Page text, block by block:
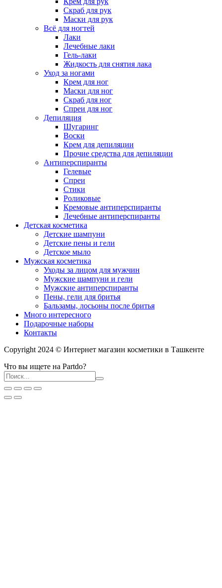
Скраб для рук
Маски для рук
Всё для ногтей
Лаки
Лечебные лаки
Гель-лаки
Жидкость для снятия лака
Уход за ногами
Крем для ног
Маски для ног
Скраб для ног
Спреи для ног
Депиляция
Шугаринг
Воски
Крем для депиляции
Прочие средства для депиляции
Антиперспиранты
Гелевые
Спреи
Стики
Роликовые
Кремовые антиперспиранты
Лечебные антиперспиранты
Детская косметика
Детские шампуни
Детские пены и гели
Детское мыло
Мужская косметика
Уходы за лицом для мужчин
Мужские шампуни и гели
Мужские антиперспиранты
Пены, гели для бритья
Бальзамы, лосьоны после бритья
Много интересного
Подарочные наборы
Контакты
Copyright 2024 © Интернет магазин косметики в Ташкенте
Что вы ищете на Partdo?